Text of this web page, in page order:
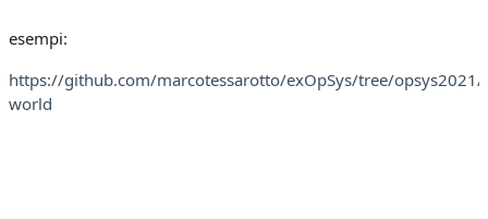
esempi:
https://github.com/marcotessarotto/exOpSys/tree/
world